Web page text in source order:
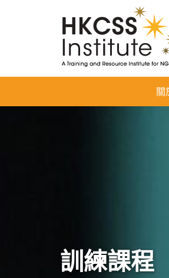
Institute
關
訓練課程